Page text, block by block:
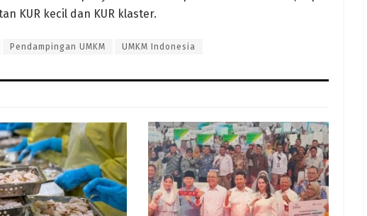
KUR kecil dan KUR klaster.
Pendampingan UMKM UMKM Indonesia